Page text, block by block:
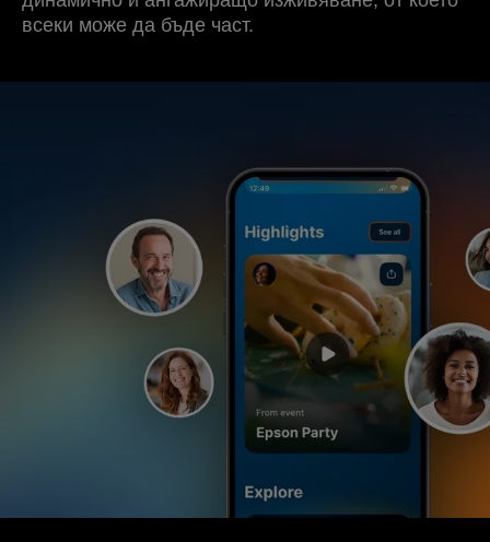
всеки може да бъде част.